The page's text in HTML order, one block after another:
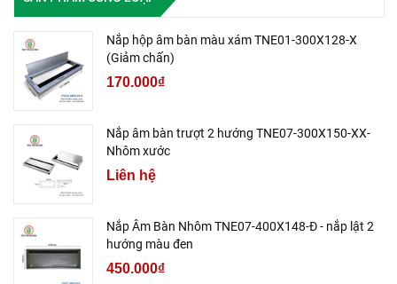
Nắp hộp âm bàn màu xám TNE01-300X128-X
(Giảm chấn)
170.000₫
Nắp âm bàn trượt 2 hướng TNE07-300X150-XX-
Nhôm xước
Liên hệ
Nắp Âm Bàn Nhôm TNE07-400X148-Đ - nắp lật 2
hướng màu đen
450.000₫